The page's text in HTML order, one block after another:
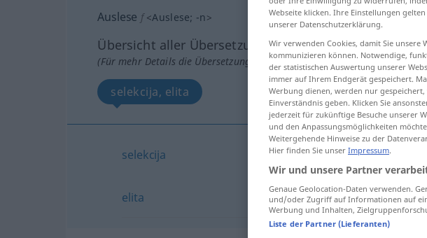
Auslese f <Auslese; -n>
Übersicht aller Übersetzungen
(Für mehr Details die Übersetzung anklicken/antippen)
selekcija, elita
selekcija
elita
Webseite klicken. Ihre Einstellungen
unserer Datenschutzerklärung.
Wir verwenden Cookies, damit Sie
kommunizieren können. Notwendige,
der statistischen Auswertung unserer
immer auf Ihrem Endgerät gespeichert.
Werbung dienen, werden nur
Einverständnis geben. Klicken Sie
jederzeit für zukünftige Besuche unserer
und den Anpassungsmöglichkeiten
Weitergehende Hinweise zu der
Hier finden Sie unser Impressum.
Wir und unsere Partner
Genaue Geolocation-Daten verwenden.
und/oder Zugriff auf Informationen auf
Werbung und Inhalten,
Liste der Partner (Lieferanten)